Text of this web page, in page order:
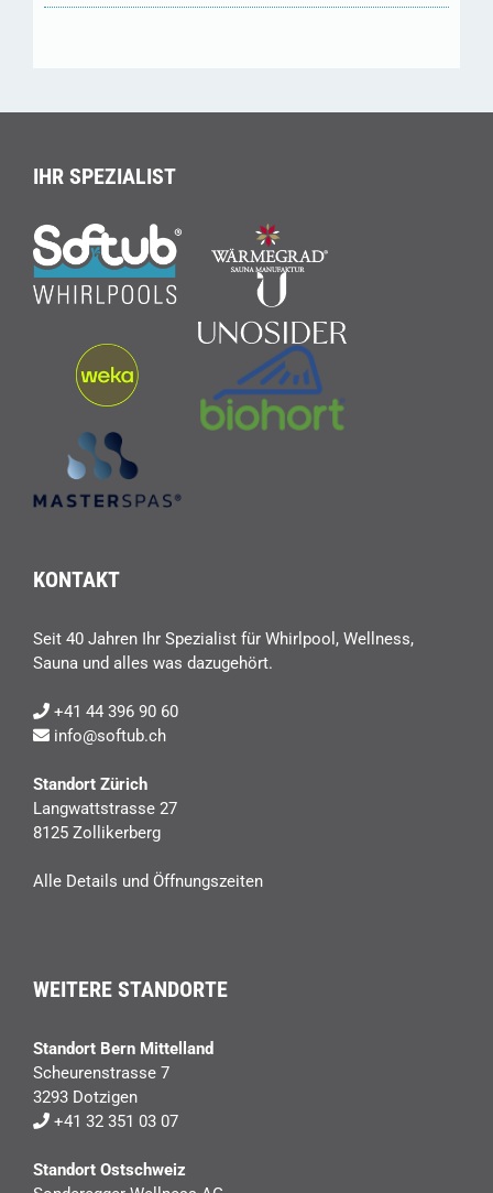
IHR SPEZIALIST
KONTAKT
Seit 40 Jahren Ihr Spezialist für Whirlpool, Wellness,
Sauna und alles was dazugehört.
+41 44 396 90 60
info@softub.ch
Standort Zürich
Langwattstrasse 27
8125 Zollikerberg
Alle Details und Öffnungszeiten
WEITERE STANDORTE
Standort Bern Mittelland
Scheurenstrasse 7
3293 Dotzigen
+41 32 351 03 07
Standort Ostschweiz